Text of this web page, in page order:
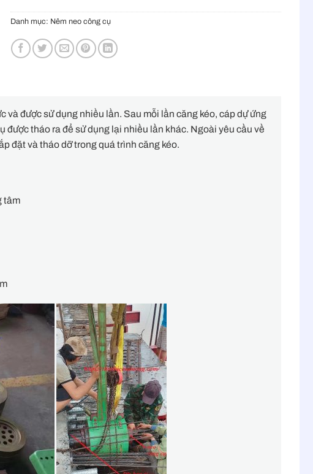
Danh mục: Nêm neo công cụ
và được sử dụng nhiều lần. Sau mỗi lần căng kéo, cáp dự ứng
tháo ra để sử dụng lại nhiều lần khác. Ngoài yêu cầu về
đặt và tháo dỡ trong quá trình căng kéo.
tâm